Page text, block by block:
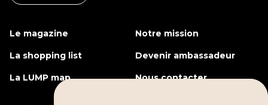
Le magazine Notre mission
La shopping list Devenir ambassadeur
La LUMP map Nous contacter